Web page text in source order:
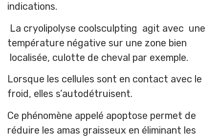
indications.
La cryolipolyse coolsculpting agit avec une
température négative sur une zone bien
localisée, culotte de cheval par exemple.
Lorsque les cellules sont en contact avec le
froid, elles s’autodétruisent.
Ce phénomène appelé apoptose permet de
réduire les amas graisseux en éliminant les